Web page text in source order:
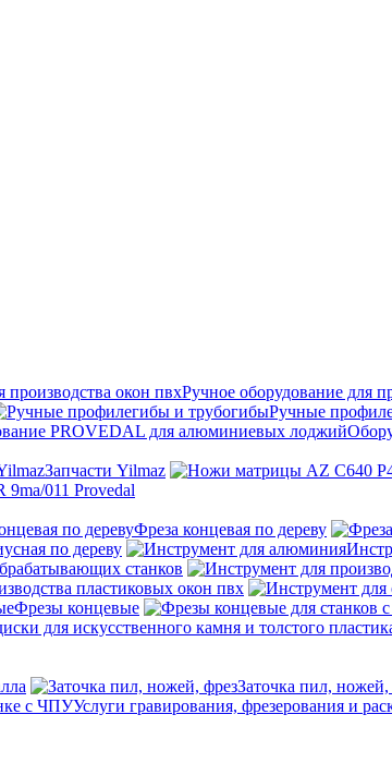
Ручное оборудование для
Ручные
Запчасти Yilmaz
011 Provedal
Фреза концевая по дереву
по дереву
станков
пластиковых окон пвх
Фрезы концевые
для искусственного камня и толстого
Заточка пил, ножей,
Услуги гравирования, фрезерования и